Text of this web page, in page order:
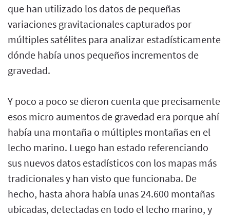
que han utilizado los datos de pequeñas
variaciones gravitacionales capturados por
múltiples satélites para analizar estadísticamente
dónde había unos pequeños incrementos de
gravedad.
Y poco a poco se dieron cuenta que precisamente
esos micro aumentos de gravedad era porque ahí
había una montaña o múltiples montañas en el
lecho marino. Luego han estado referenciando
sus nuevos datos estadísticos con los mapas más
tradicionales y han visto que funcionaba. De
hecho, hasta ahora había unas 24.600 montañas
ubicadas, detectadas en todo el lecho marino, y